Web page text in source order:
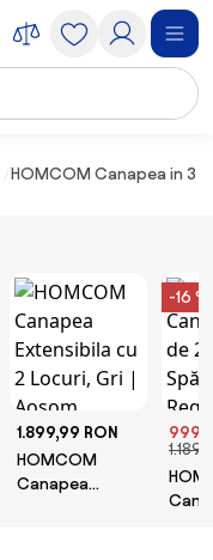
HOMCOM Canapea in 3
1.899,99 RON
HOMCOM
Canapea
-16 %